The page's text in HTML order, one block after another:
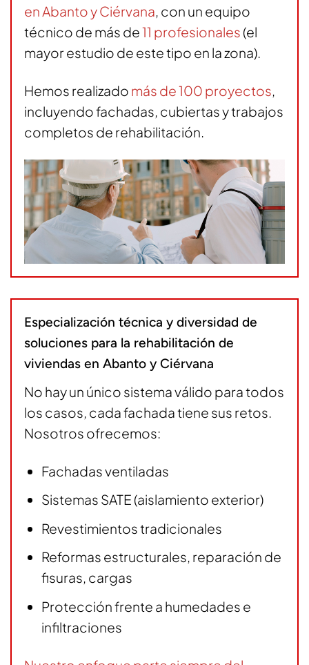
en Abanto y Ciérvana, con un equipo
técnico de más de11 profesionales (el
mayor estudio de este tipo en la zona).
Hemos realizado más de 100 proyectos,
incluyendo fachadas, cubiertas y trabajos
completos de rehabilitación.
Especialización técnica y diversidad de
soluciones para la rehabilitación de
viviendas en Abanto y Ciérvana
No hay un único sistema válido para todos
los casos, cada fachada tiene sus retos.
Nosotros ofrecemos:
Fachadas ventiladas
Sistemas SATE (aislamiento exterior)
Revestimientos tradicionales
Reformas estructurales, reparación de
fisuras, cargas
Protección frente a humedades e
infiltraciones